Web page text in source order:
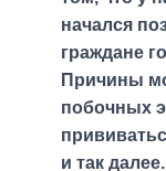
начался
граждане
Причины
побочных
и так